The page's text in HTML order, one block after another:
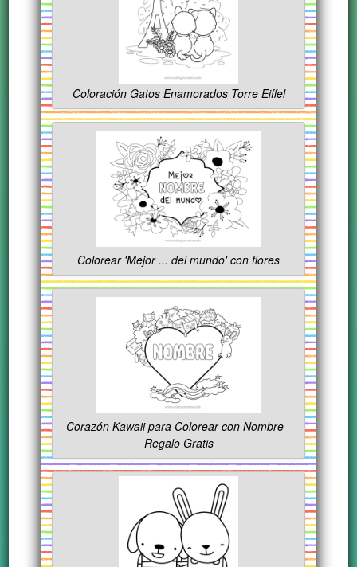
Coloración Gatos Enamorados Torre Eiffel
Colorear 'Mejor ... del mundo' con flores
Corazón Kawaii para Colorear con Nombre -
Regalo Gratis